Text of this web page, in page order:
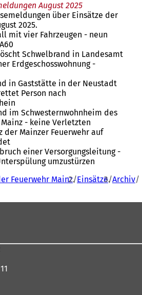
August 2025
über Einsätze der
2025.
mit vier Fahrzeugen - neun
Schwelbrand in Landesamt
Erdgeschosswohnung -
in Gaststätte in der Neustadt
Person nach
im Schwesternwohnheim des
- keine Verletzten
der Mainzer Feuerwehr auf
einer Versorgungsleitung -
umzustürzen
Feuerwehr Mainz Einsätze Archiv